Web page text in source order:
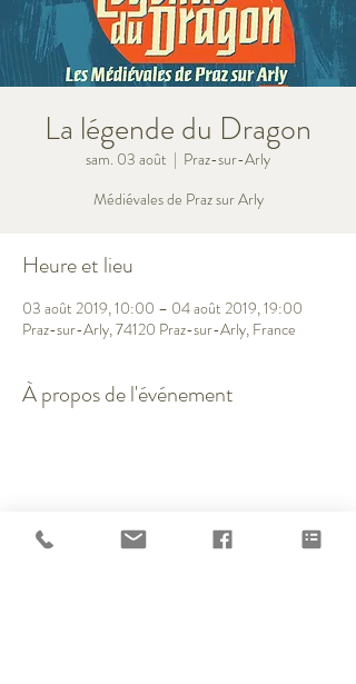
La légende du Dragon
sam. 03 août
  |
Praz-sur-Arly
Médiévales de Praz sur Arly
Heure et lieu
03 août 2019, 10:00 – 04 août 2019, 19:00
Praz-sur-Arly, 74120 Praz-sur-Arly, France
À propos de l'événement